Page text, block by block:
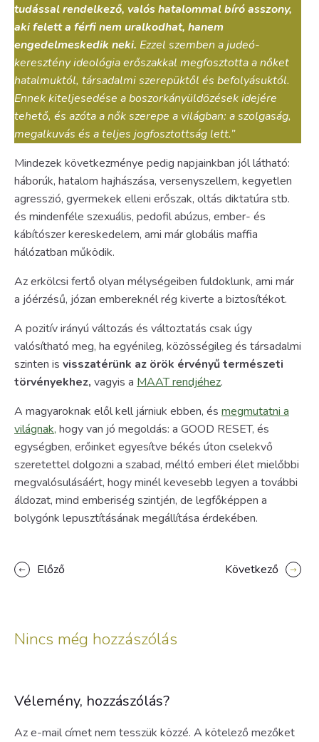
tudással rendelkező, valós hatalommal bíró asszony,
aki felett a férfi nem uralkodhat, hanem
engedelmeskedik neki. Ezzel szemben a judeó-
keresztény ideológia erőszakkal megfosztotta a nőket
hatalmuktól, társadalmi szerepüktől és befolyásuktól.
Ennek kiteljesedése a boszorkányüldözések idejére
tehető, és azóta a nők szerepe a világban: a szolgaság,
megalkuvás és a teljes jogfosztottság lett.”
Mindezek következménye pedig napjainkban jól látható:
háborúk, hatalom hajhászása, versenyszellem, kegyetlen
agresszió, gyermekek elleni erőszak, oltás diktatúra stb.
és mindenféle szexuális, pedofil abúzus, ember- és
kábítószer kereskedelem, ami már globális maffia
hálózatban működik.
Az erkölcsi fertő olyan mélységeiben fuldoklunk, ami már
a jóérzésű, józan embereknél rég kiverte a biztosítékot.
A pozitív irányú változás és változtatás csak úgy
valósítható meg, ha egyénileg, közösségileg és társadalmi
szinten is visszatérünk az örök érvényű természeti
törvényekhez, vagyis a MAAT rendjéhez.
A magyaroknak elől kell járniuk ebben, és megmutatni a
világnak, hogy van jó megoldás: a GOOD RESET, és
egységben, erőinket egyesítve békés úton cselekvő
szeretettel dolgozni a szabad, méltó emberi élet mielőbbi
megvalósulásáért, hogy minél kevesebb legyen a további
áldozat, mind emberiség szintjén, de legfőképpen a
bolygónk lepusztításának megállítása érdekében.
Előző Következő
Nincs még hozzászólás
Vélemény, hozzászólás?
Az e-mail címet nem tesszük közzé. A kötelező mezőket